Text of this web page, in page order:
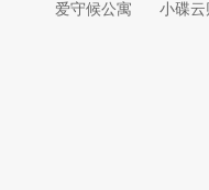
爱守候公寓 小碟云